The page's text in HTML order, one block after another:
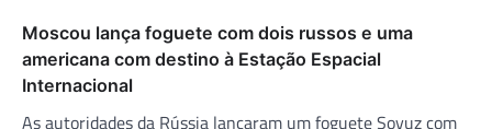
Moscou lança foguete com dois russos e uma
americana com destino à Estação Espacial
Internacional
As autoridades da Rússia lançaram um foguete Soyuz com